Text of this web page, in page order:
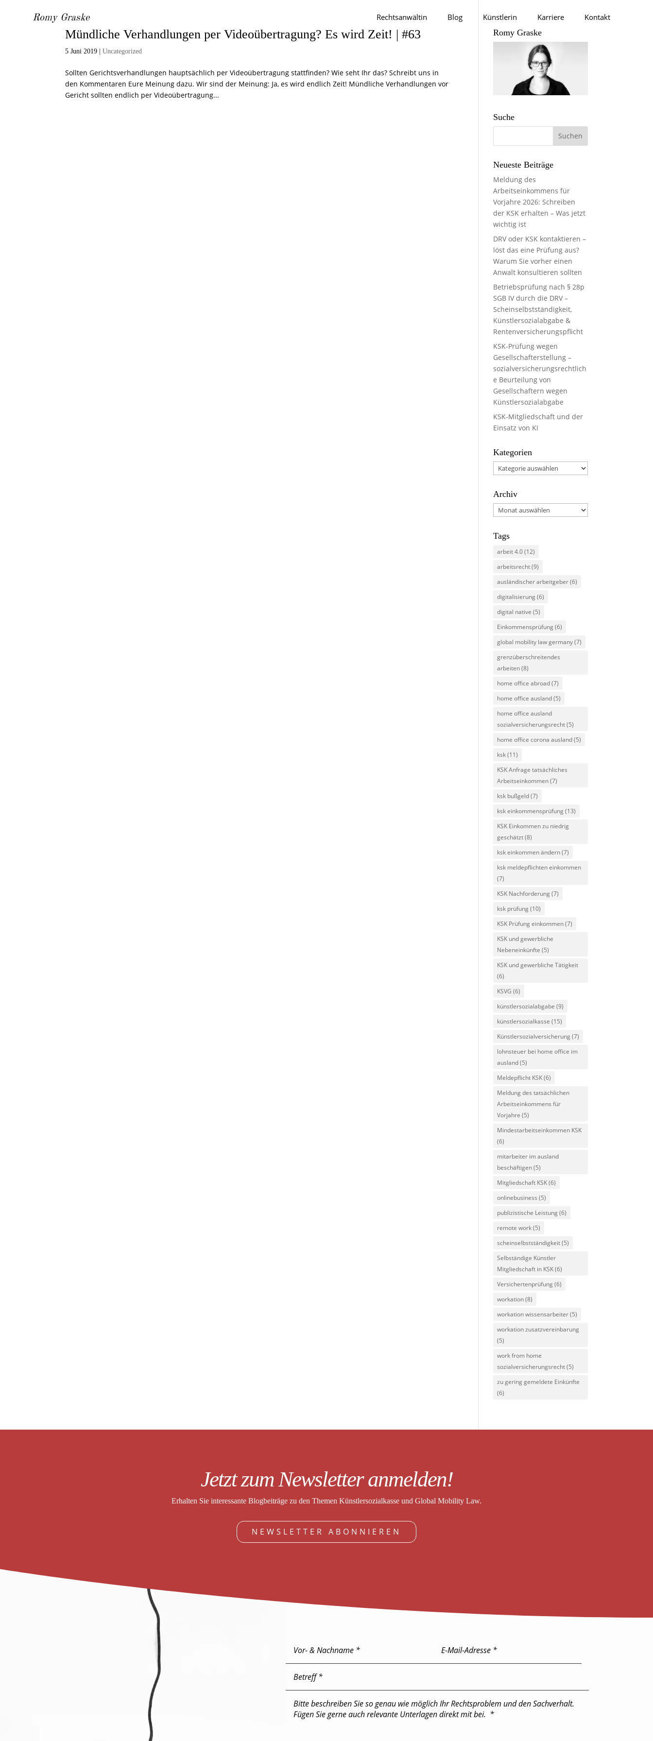
Romy Graske Rechtsanwältin Blog Künstlerin Karriere Kontakt
Mündliche Verhandlungen per Videoübertragung? Es wird Zeit! | #63
5 Juni 2019 |Uncategorized
Sollten Gerichtsverhandlungen hauptsächlich per Videoübertragung stattfinden? Wie seht Ihr das? Schreibt uns in
den Kommentaren Eure Meinung dazu. Wir sind der Meinung: Ja, es wird endlich Zeit! Mündliche Verhandlungen vor
Gericht sollten endlich per Videoübertragung...
Romy Graske
Suche
Neueste Beiträge
Meldung des
Arbeitseinkommens für
Vorjahre 2026: Schreiben
der KSK erhalten – Was jetzt
wichtig ist
DRV oder KSK kontaktieren –
löst das eine Prüfung aus?
Warum Sie vorher einen
Anwalt konsultieren sollten
Betriebsprüfung nach § 28p
SGB IV durch die DRV –
Scheinselbstständigkeit,
Künstlersozialabgabe &
Rentenversicherungspflicht
KSK-Prüfung wegen
Gesellschafterstellung –
sozialversicherungsrechtlich
e Beurteilung von
Gesellschaftern wegen
Künstlersozialabgabe
KSK-Mitgliedschaft und der
Einsatz von KI
Kategorien
Kategorien
Archiv
Archiv
Tags
arbeit 4.0(12)
arbeitsrecht(9)
ausländischer arbeitgeber(6)
digitalisierung(6)
digital native (5)
Einkommensprüfung(6)
global mobility law germany(7)
grenzüberschreitendes
arbeiten(8)
home office abroad(7)
home office ausland(5)
home office ausland
sozialversicherungsrecht(5)
home office corona ausland(5)
ksk(11)
KSK Anfrage tatsächliches
Arbeitseinkommen(7)
ksk bußgeld(7)
ksk einkommensprüfung(13)
KSK Einkommen zu niedrig
geschätzt(8)
ksk einkommen ändern(7)
ksk meldepflichten einkommen
(7)
KSK Nachforderung(7)
ksk prüfung(10)
KSK Prüfung einkommen(7)
KSK und gewerbliche
Nebeneinkünfte (5)
KSK und gewerbliche Tätigkeit
(6)
KSVG (6)
künstlersozialabgabe (9)
künstlersozialkasse (15)
Künstlersozialversicherung(7)
lohnsteuer bei home office im
ausland(5)
Meldepflicht KSK(6)
Meldung des tatsächlichen
Arbeitseinkommens für
Vorjahre (5)
Mindestarbeitseinkommen KSK
(6)
mitarbeiter im ausland
beschäftigen(5)
Mitgliedschaft KSK(6)
onlinebusiness (5)
publizistische Leistung(6)
remote work(5)
scheinselbstständigkeit(5)
Selbständige Künstler
Mitgliedschaft in KSK(6)
Versichertenprüfung(6)
workation(8)
workation wissensarbeiter(5)
workation zusatzvereinbarung
(5)
work from home
sozialversicherungsrecht(5)
zu gering gemeldete Einkünfte
(6)
Jetzt zum Newsletter anmelden!
Erhalten Sie interessante Blogbeiträge zu den Themen Künstlersozialkasse und Global Mobility Law.
NEWSLETTER ABONNIEREN